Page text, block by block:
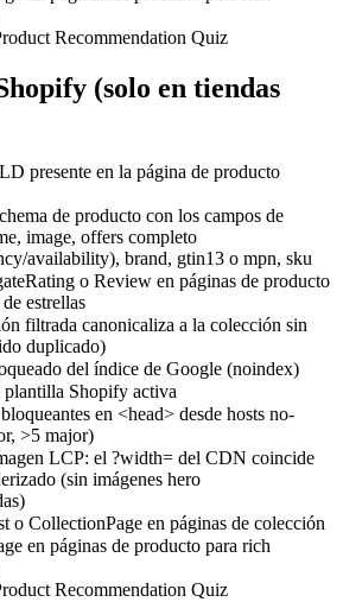
Recommendation Quiz
(solo en tiendas
presente en la página de producto
de producto con los campos de
image, offers completo
availability), brand, gtin13 o mpn, sku
o Review en páginas de producto
estrellas
filtrada canonicaliza a la colección sin
duplicado)
del índice de Google (noindex)
plantilla Shopify activa
en <head> desde hosts no-
>5 major)
LCP: el ?width= del CDN coincide
(sin imágenes hero
o CollectionPage en páginas de colección
en páginas de producto para rich
Recommendation Quiz